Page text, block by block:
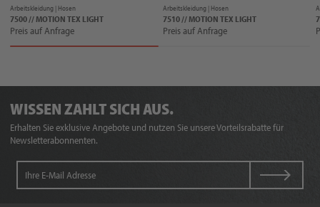
Arbeitskleidung | Hosen
7500 // MOTION TEX LIGHT
Preis auf Anfrage
Arbeitskleidung | Hosen
7510 // MOTION TEX LIGHT
Preis auf Anfrage
WISSEN ZAHLT SICH AUS.
Erhalten Sie exklusive Angebote und nutzen Sie unsere Vorteilsrabatte für
Newsletterabonnenten.